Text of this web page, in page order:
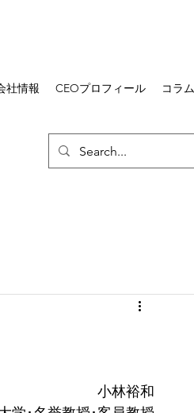
社情報 CEOプロフィール コラム
小林裕和